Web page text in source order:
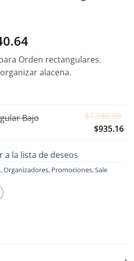
El
precio
actual
es:
Orden rectangulares.
alacena.
Bajo $1,246.88
$935.16El
a la lista de deseos
,Organizadores, Promociones,Sale